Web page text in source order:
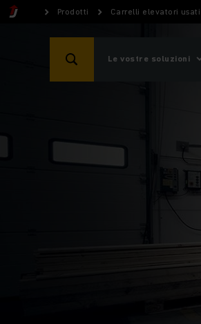
Prodotti Carrelli elevatori usati
Le vostre soluzioni